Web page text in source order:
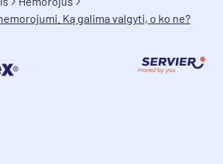
Ką galima valgyti, o ko ne?